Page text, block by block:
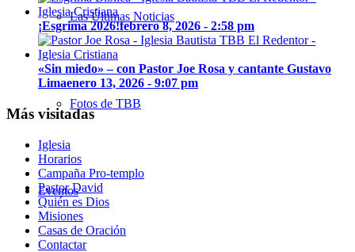
Las Últimas Noticias
Fotos de TBB
Eventos
¡Esgrima 2026!febrero 8, 2026 - 2:58 pm
«Sin miedo» – con Pastor Joe Rosa y cantante Gustavo
Limaenero 13, 2026 - 9:07 pm
Más visitadas
Iglesia
Horarios
Campaña Pro-templo
Pastor David
Quién es Dios
Misiones
Casas de Oración
Contactar